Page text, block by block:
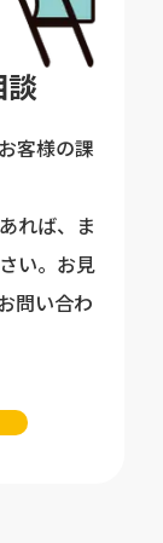
客様の課
れば、ま
い。お見
問い合わ